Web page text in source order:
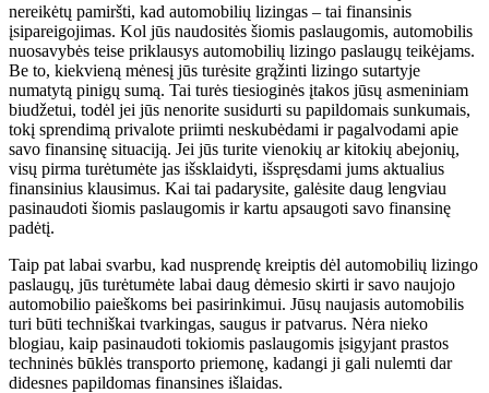
nereikėtų pamiršti, kad automobilių lizingas – tai finansinis
įsipareigojimas. Kol jūs naudositės šiomis paslaugomis, automobilis
nuosavybės teise priklausys automobilių lizingo paslaugų teikėjams.
Be to, kiekvieną mėnesį jūs turėsite grąžinti lizingo sutartyje
numatytą pinigų sumą. Tai turės tiesioginės įtakos jūsų asmeniniam
biudžetui, todėl jei jūs nenorite susidurti su papildomais sunkumais,
tokį sprendimą privalote priimti neskubėdami ir pagalvodami apie
savo finansinę situaciją. Jei jūs turite vienokių ar kitokių abejonių,
visų pirma turėtumėte jas išsklaidyti, išspręsdami jums aktualius
finansinius klausimus. Kai tai padarysite, galėsite daug lengviau
pasinaudoti šiomis paslaugomis ir kartu apsaugoti savo finansinę
padėtį.
Taip pat labai svarbu, kad nusprendę kreiptis dėl automobilių lizingo
paslaugų, jūs turėtumėte labai daug dėmesio skirti ir savo naujojo
automobilio paieškoms bei pasirinkimui. Jūsų naujasis automobilis
turi būti techniškai tvarkingas, saugus ir patvarus. Nėra nieko
blogiau, kaip pasinaudoti tokiomis paslaugomis įsigyjant prastos
techninės būklės transporto priemonę, kadangi ji gali nulemti dar
didesnes papildomas finansines išlaidas.